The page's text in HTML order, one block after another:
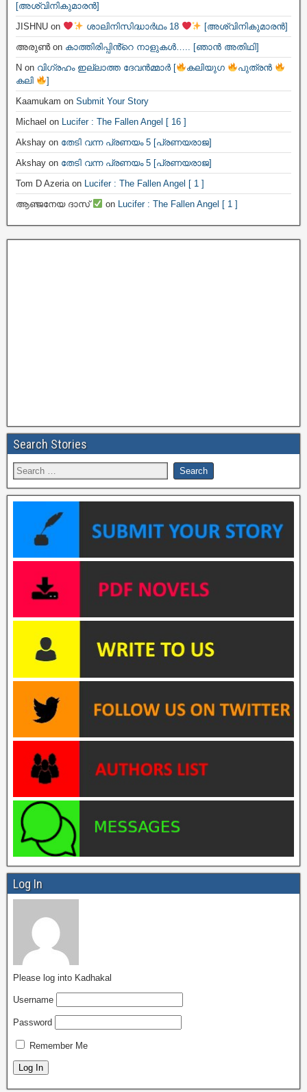
[അശ്വിനികുമാരൻ]
JISHNU on ശാലിനിസിദ്ധാർഥം 18
[അശ്വിനികുമാരൻ]
അരുൺon കാത്തിരിപ്പിൻ്റെ നാളുകൾ….. [ഞാൻ അതിഥി]
N on വിഗ്രഹം ഇല്ലാത്ത ദേവൻമ്മാർ [ കലിയുഗ
പുത്രൻ
കലി
]
Kaamukam on Submit Your Story
Michael on Lucifer : The Fallen Angel [ 16 ]
Akshay on തേടി വന്ന പ്രണയം 5 [പ്രണയരാജ]
Akshay on തേടി വന്ന പ്രണയം 5 [പ്രണയരാജ]
Tom D Azeriaon Lucifer : The Fallen Angel [ 1 ]
ആഞ്ജനേയ ദാസ്
on Lucifer : The Fallen Angel [ 1 ]
Search Stories
Log In
Please log into Kadhakal
Username
Password
Remember Me